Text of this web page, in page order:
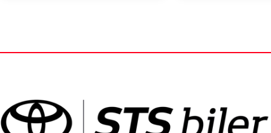
KONTANT (EKSKL. MOMS)